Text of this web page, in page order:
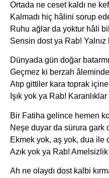
Ortada ne ceset kaldı ne
Kalmadı hiç hâlini sorup
Ruhu ağlar da yoktur hâli
Sensin dost ya Rab!
Dünyada gün doğar
Geçmez ki berzah
Atıp gittiler kara toprak içine
Işık yok ya Rab!
Bir Fatiha gelince hemen
Neşe duyar da sürura gark
Ekmek yok, aş yok, dua ile
Azık yok ya Rab!
Ah ne olaydı dost kalbi